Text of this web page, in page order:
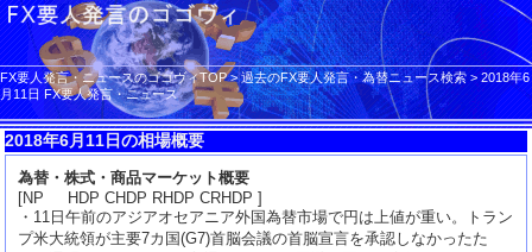
FX要人発言・ニュースのゴゴヴィTOP>過去のFX要人発言・為替ニュース検索 > 2018年6
月11日 FX要人発言・ニュース
2018年6月11日の相場概要
為替・株式・商品マーケット概要
[NP HDP CHDP RHDP CRHDP ]
・11日午前のアジアオセアニア外国為替市場で円は上値が重い。トラン
プ米大統領が主要7カ国(G7)首脳会議の首脳宣言を承認しなかったた